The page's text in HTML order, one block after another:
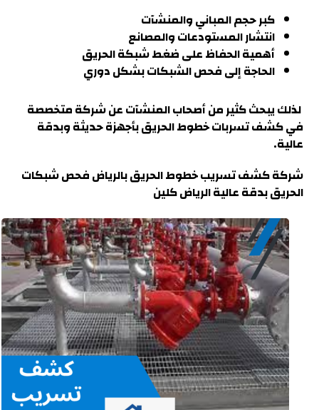
كبر حجم المباني والمنشآت
انتشار المستودعات والمصانع
أهمية الحفاظ على ضغط شبكة الحريق
الحاجة إلى فحص الشبكات بشكل دوري
لذلك يبحث كثير من أصحاب المنشآت عن شركة متخصصة
في كشف تسربات خطوط الحريق بأجهزة حديثة وبدقة
عالية.
شركة كشف تسريب خطوط الحريق بالرياضفحص شبكات
الحريق بدقة عالية الرياض كلين